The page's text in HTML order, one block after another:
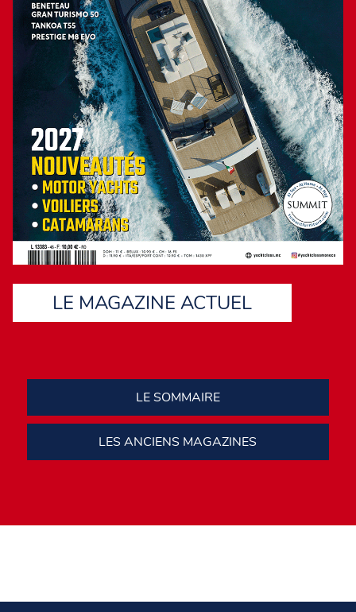
LE MAGAZINE ACTUEL
LE SOMMAIRE
LES ANCIENS MAGAZINES